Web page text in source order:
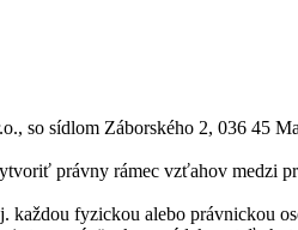
sídlom Záborského 2, 036 45
právny rámec vzťahov medzi
fyzickou alebo právnickou